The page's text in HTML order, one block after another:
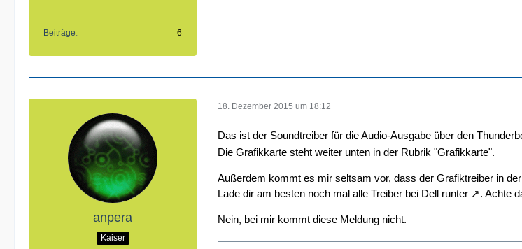
Beiträge 6
anpera
Kaiser
18. Dezember 2015 um 18:12
Das ist der Soundtreiber für die Audio-Ausgabe über den
Die Grafikkarte steht weiter unten in der Rubrik "Grafikkarte".
Außerdem kommt es mir seltsam vor, dass der Grafiktreiber in
Lade dir am besten noch mal alle Treiber bei Dell runter . Achte
Nein, bei mir kommt diese Meldung nicht.